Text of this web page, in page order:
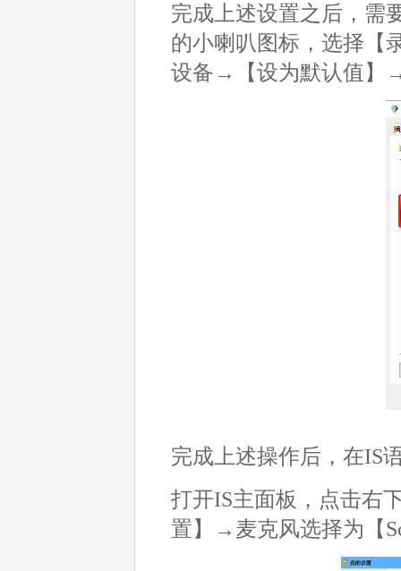
完成上述设置之后，需
的小喇叭图标，选择【
设备→【设为默认值】
完成上述操作后，在IS
打开IS主面板，点击右
置】→麦克风选择为【